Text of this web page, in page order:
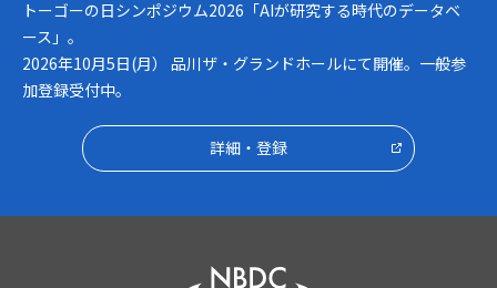
トーゴーの日シンポジウム2026「AIが研究する時代のデータベ
ース」。
2026年10月5日(月） 品川ザ・グランドホールにて開催。一般参
加登録受付中。
詳細・登録